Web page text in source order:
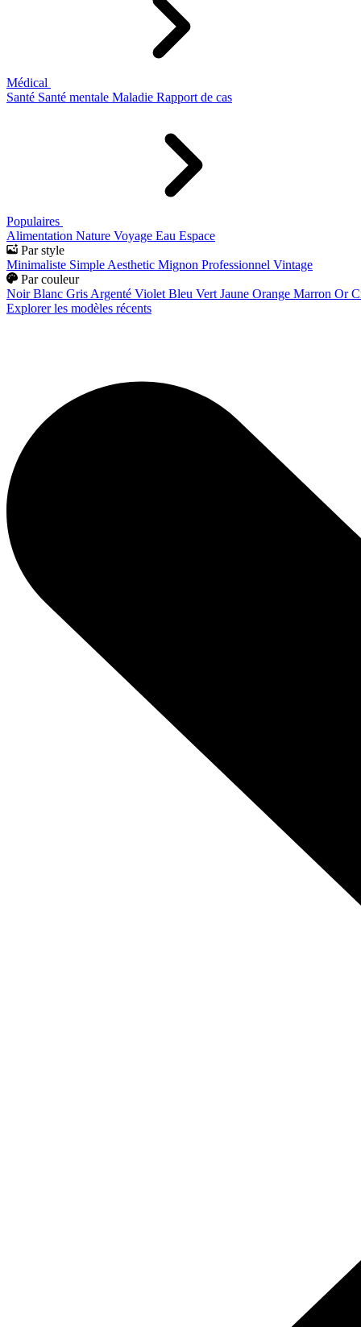
Médical
Santé Santé mentale Maladie Rapport de cas
Populaires
Alimentation Nature Voyage Eau Espace
Par style
Minimaliste Simple Aesthetic Mignon Professionnel Vintage
Par couleur
Noir Blanc Gris Argenté Violet Bleu Vert Jaune Orange Marron Or
Explorer les modèles récents